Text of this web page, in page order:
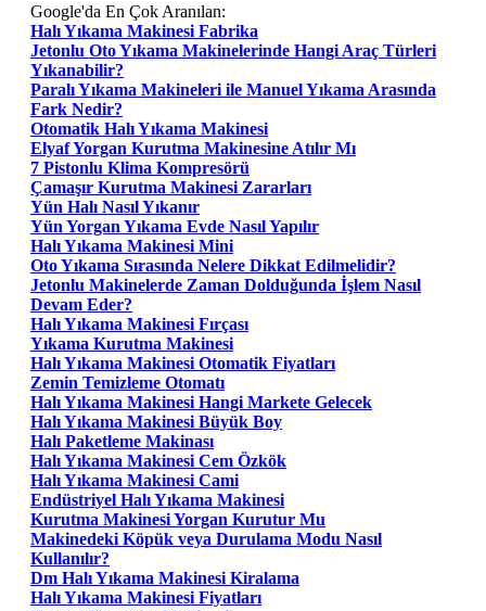
Google'da En Çok Aranılan:
Halı Yıkama Makinesi Fabrika
Jetonlu Oto Yıkama Makinelerinde Hangi Araç Türleri
Yıkanabilir?
Paralı Yıkama Makineleri ile Manuel Yıkama Arasında
Fark Nedir?
Otomatik Halı Yıkama Makinesi
Elyaf Yorgan Kurutma Makinesine Atılır Mı
7 Pistonlu Klima Kompresörü
Çamaşır Kurutma Makinesi Zararları
Yün Halı Nasıl Yıkanır
Yün Yorgan Yıkama Evde Nasıl Yapılır
Halı Yıkama Makinesi Mini
Oto Yıkama Sırasında Nelere Dikkat Edilmelidir?
Jetonlu Makinelerde Zaman Dolduğunda İşlem Nasıl
Devam Eder?
Halı Yıkama Makinesi Fırçası
Yıkama Kurutma Makinesi
Halı Yıkama Makinesi Otomatik Fiyatları
Zemin Temizleme Otomatı
Halı Yıkama Makinesi Hangi Markete Gelecek
Halı Yıkama Makinesi Büyük Boy
Halı Paketleme Makinası
Halı Yıkama Makinesi Cem Özkök
Halı Yıkama Makinesi Cami
Endüstriyel Halı Yıkama Makinesi
Kurutma Makinesi Yorgan Kurutur Mu
Makinedeki Köpük veya Durulama Modu Nasıl
Kullanılır?
Dm Halı Yıkama Makinesi Kiralama
Halı Yıkama Makinesi Fiyatları